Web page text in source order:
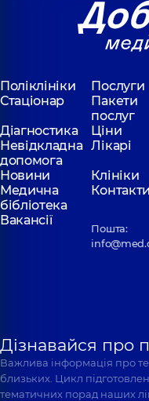
Поліклініки
Послуги
Стаціонар
Пакети
послуг
Діагностика
Ціни
Невідкладна
допомога
Лікарі
Новини
Клініки
Медична
бібліотека
Контакти
Вакансії
Пошта:
Дізнавайся про
Важлива інформація про
близьких. Цикл
тематичних порад наших